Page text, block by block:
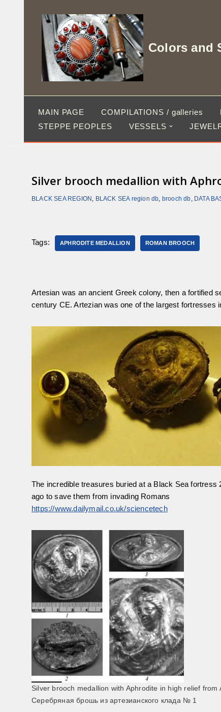
Colors and
MAIN PAGE COMPILATIONS / galleries
STEPPE PEOPLES
VESSELS
Silver brooch medallion with
BLACK SEA REGION , BLACK SEA region db, brooch db, DATA
Tags: APHRODITE MEDALLION ROMAN BROOCH
Artesian was an ancient Greek colony, then a fortified
century CE. Artezian was one of the largest fortresses
The incredible treasures buried at a Black Sea fortress
ago to save them from invading Romans
https://www.dailymail.co.uk/sciencetech
Silver brooch medallion with Aphrodite in high relief from
Серебряная брошь из артезианского клада № 1